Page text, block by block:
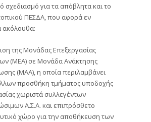
σχεδιασμό για τα απόβλητα και το
ΠΕΣΔΑ, που αφορά εν
ακόλουθα:
της Μονάδας Επεξεργασίας
(ΜΕΑ) σε Μονάδα Ανάκτησης
(ΜΑΑ), η οποία περιλαμβάνει
προσθήκη τμήματος υποδοχής
χωριστά συλλεγέντων
Α.Σ.Α. και επιπρόσθετο
χώρο για την αποθήκευση των